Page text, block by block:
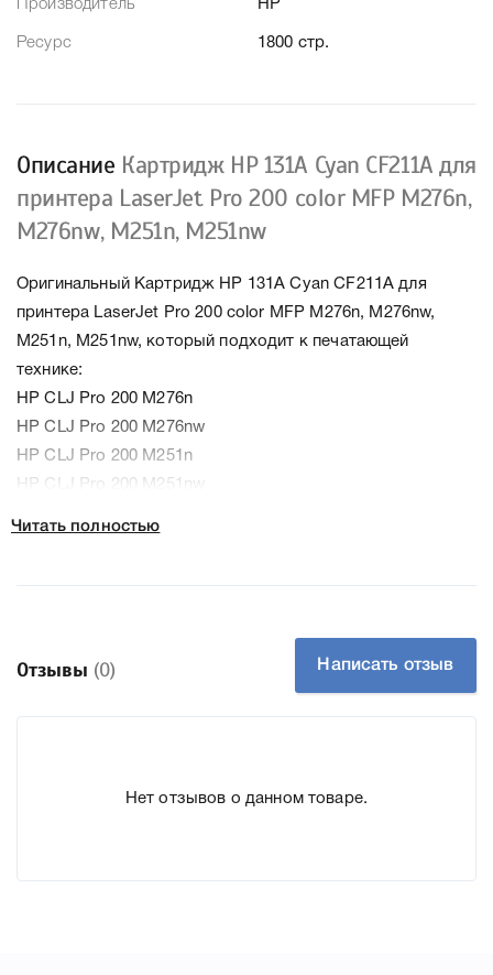
Производитель HP
Ресурс 1800 стр.
Описание Картридж HP 131A Cyan CF211A для
принтера LaserJet Pro 200 color MFP M276n,
M276nw, M251n, M251nw
Оригинальный Картридж HP 131A Cyan CF211A для
принтера LaserJet Pro 200 color MFP M276n, M276nw,
M251n, M251nw, который подходит к печатающей
технике:
HP CLJ Pro 200 M276n
HP CLJ Pro 200 M276nw
HP CLJ Pro 200 M251n
HP CLJ Pro 200 M251nw
Заправний:Так
подходит HP 131A Cyan CF211A, что позволит Вам легко
Читать полностью
Отзывы (0) Написать отзыв
Нет отзывов о данном товаре.